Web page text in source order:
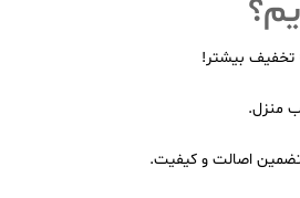
تخفیف بیشتر!
منزل.
تضمین اصالت و کیفیت.